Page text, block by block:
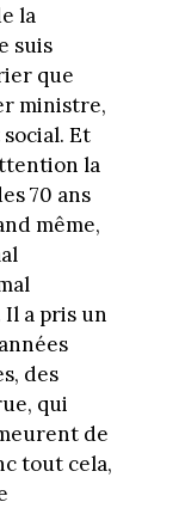
la
suis
que
ministre,
Et
la
70 ans
même,
a pris un
des
qui
de
tout cela,